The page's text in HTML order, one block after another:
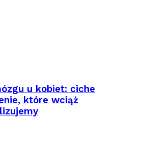
u kobiet: ciche
które wciąż